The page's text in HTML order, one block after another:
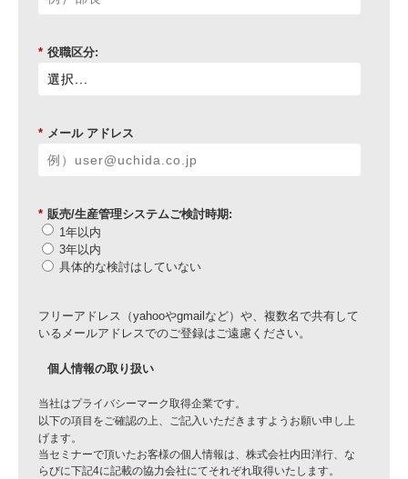
* 役職区分:
* メール アドレス
* 販売/生産管理システムご検討時期:
1年以内
3年以内
具体的な検討はしていない
フリーアドレス（yahooやgmailなど）や、複数名で共有して
いるメールアドレスでのご登録はご遠慮ください。
個人情報の取り扱い
当社はプライバシーマーク取得企業です。
以下の項目をご確認の上、ご記入いただきますようお願い申し上
げます。
当セミナーで頂いたお客様の個人情報は、株式会社内田洋行、な
らびに下記4に記載の協力会社にてそれぞれ取得いたします。